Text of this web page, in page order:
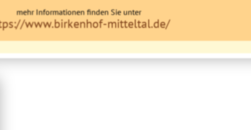
mehr Informationen finden Sie unter
www.birkenhof-mitteltal.de/